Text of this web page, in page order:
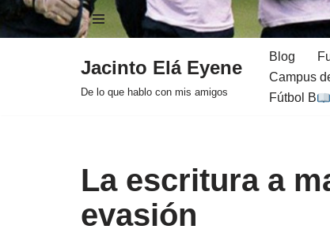
Jacinto Elá Eyene
De lo que hablo con mis amigos
Blog
Campus
Fútbol B
La escritura a
evasión